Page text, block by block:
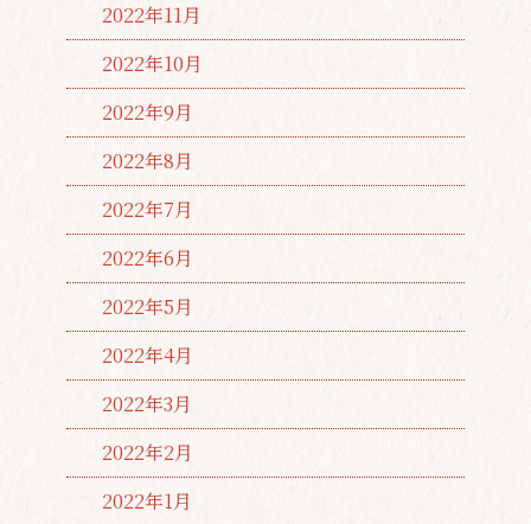
2022年11月
2022年10月
2022年9月
2022年8月
2022年7月
2022年6月
2022年5月
2022年4月
2022年3月
2022年2月
2022年1月